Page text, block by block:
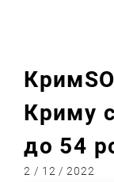
Криму
до 54
2 / 12 / 2022